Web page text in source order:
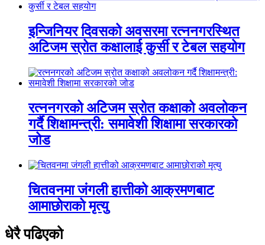
इन्जिनियर दिवसको अवसरमा रत्ननगरस्थित
अटिजम स्रोत कक्षालाई कुर्सी र टेबल सहयोग
रत्ननगरको अटिजम स्रोत कक्षाको अवलोकन
गर्दै शिक्षामन्त्री: समावेशी शिक्षामा सरकारको
जोड
चितवनमा जंगली हात्तीको आक्रमणबाट
आमाछोराको मृत्यु
धेरै पढिएको